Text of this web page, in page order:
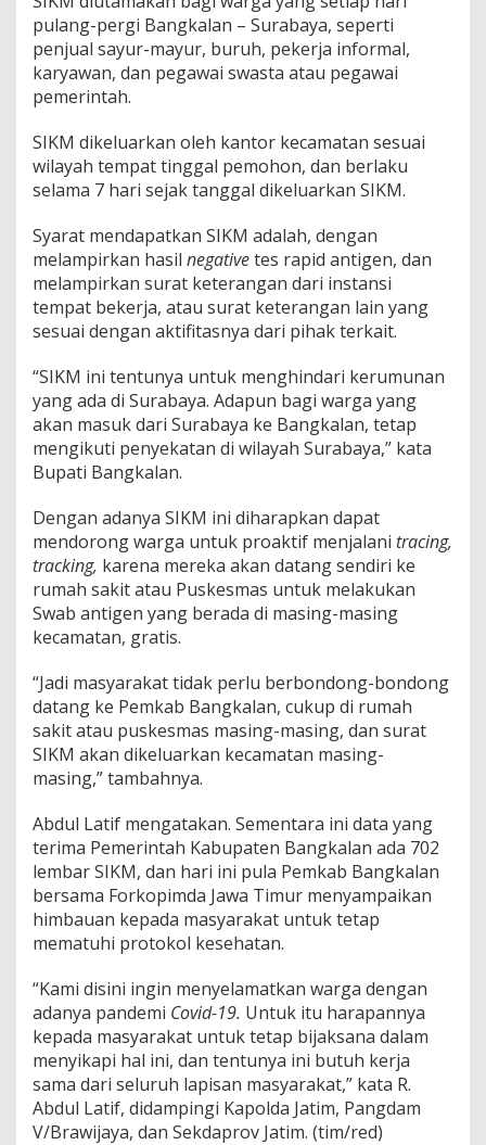
pulang-pergi Bangkalan – Surabaya, seperti
penjual sayur-mayur, buruh, pekerja informal,
karyawan, dan pegawai swasta atau pegawai
pemerintah.
SIKM dikeluarkan oleh kantor kecamatan sesuai
wilayah tempat tinggal pemohon, dan berlaku
selama 7 hari sejak tanggal dikeluarkan SIKM.
Syarat mendapatkan SIKM adalah, dengan
melampirkan hasil negativetes rapid antigen, dan
melampirkan surat keterangan dari instansi
tempat bekerja, atau surat keterangan lain yang
sesuai dengan aktifitasnya dari pihak terkait.
“SIKM ini tentunya untuk menghindari kerumunan
yang ada di Surabaya. Adapun bagi warga yang
akan masuk dari Surabaya ke Bangkalan, tetap
mengikuti penyekatan di wilayah Surabaya,” kata
Bupati Bangkalan.
Dengan adanya SIKM ini diharapkan dapat
mendorong warga untuk proaktif menjalani tracing,
tracking, karena mereka akan datang sendiri ke
rumah sakit atau Puskesmas untuk melakukan
Swab antigen yang berada di masing-masing
kecamatan, gratis.
“Jadi masyarakat tidak perlu berbondong-bondong
datang ke Pemkab Bangkalan, cukup di rumah
sakit atau puskesmas masing-masing, dan surat
SIKM akan dikeluarkan kecamatan masing-
masing,” tambahnya.
Abdul Latif mengatakan. Sementara ini data yang
terima Pemerintah Kabupaten Bangkalan ada 702
lembar SIKM, dan hari ini pula Pemkab Bangkalan
bersama Forkopimda Jawa Timur menyampaikan
himbauan kepada masyarakat untuk tetap
mematuhi protokol kesehatan.
“Kami disini ingin menyelamatkan warga dengan
adanya pandemi Covid-19. Untuk itu harapannya
kepada masyarakat untuk tetap bijaksana dalam
menyikapi hal ini, dan tentunya ini butuh kerja
sama dari seluruh lapisan masyarakat,” kata R.
Abdul Latif, didampingi Kapolda Jatim, Pangdam
V/Brawijaya, dan Sekdaprov Jatim. (tim/red)